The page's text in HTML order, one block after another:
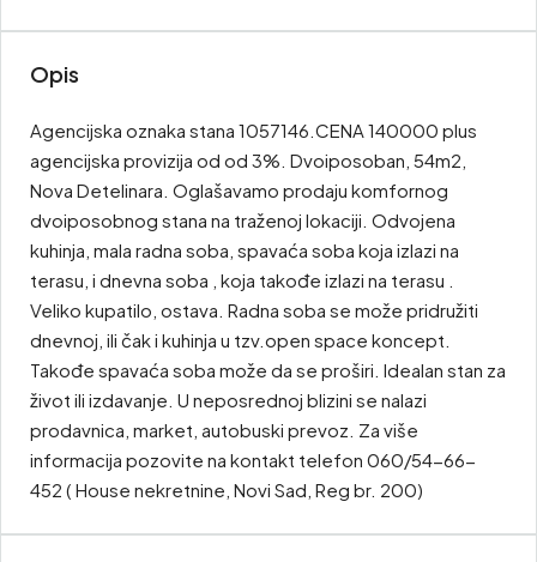
Opis
Agencijska oznaka stana 1057146.CENA 140000 plus
agencijska provizija od od 3%. Dvoiposoban, 54m2,
Nova Detelinara. Oglašavamo prodaju komfornog
dvoiposobnog stana na traženoj lokaciji. Odvojena
kuhinja, mala radna soba, spavaća soba koja izlazi na
terasu, i dnevna soba , koja takođe izlazi na terasu .
Veliko kupatilo, ostava. Radna soba se može pridružiti
dnevnoj, ili čak i kuhinja u tzv.open space koncept.
Takođe spavaća soba može da se proširi. Idealan stan za
život ili izdavanje. U neposrednoj blizini se nalazi
prodavnica, market, autobuski prevoz. Za više
informacija pozovite na kontakt telefon 060/54-66-
452 ( House nekretnine, Novi Sad, Reg br. 200)